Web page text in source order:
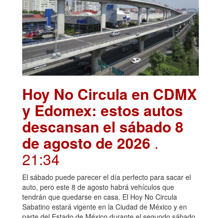
Hoy No Circula en CDMX
y Edomex: estos autos
descansan el sábado 8
de agosto de 2026 .
21:34
El sábado puede parecer el día perfecto para sacar el
auto, pero este 8 de agosto habrá vehículos que
tendrán que quedarse en casa. El Hoy No Circula
Sabatino estará vigente en la Ciudad de México y en